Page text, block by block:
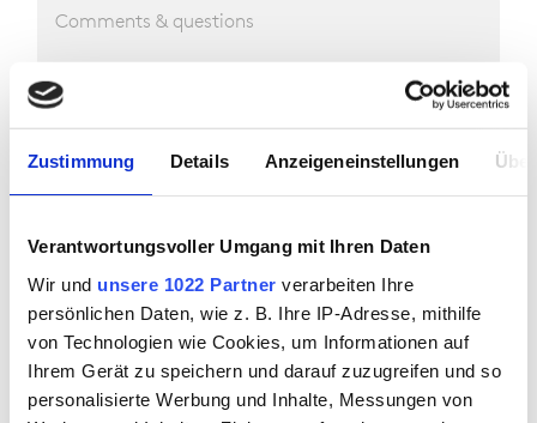
Zustimmung Details Anzeigeneinstellungen
Verantwortungsvoller Umgang mit Ihren Daten
Wir und unsere 1022 Partner verarbeiten Ihre
persönlichen Daten, wie z. B. Ihre IP-Adresse, mithilfe
von Technologien wie Cookies, um Informationen auf
Ihrem Gerät zu speichern und darauf zuzugreifen und so
personalisierte Werbung und Inhalte, Messungen von
Comments & questions
YOU?
E-mail address